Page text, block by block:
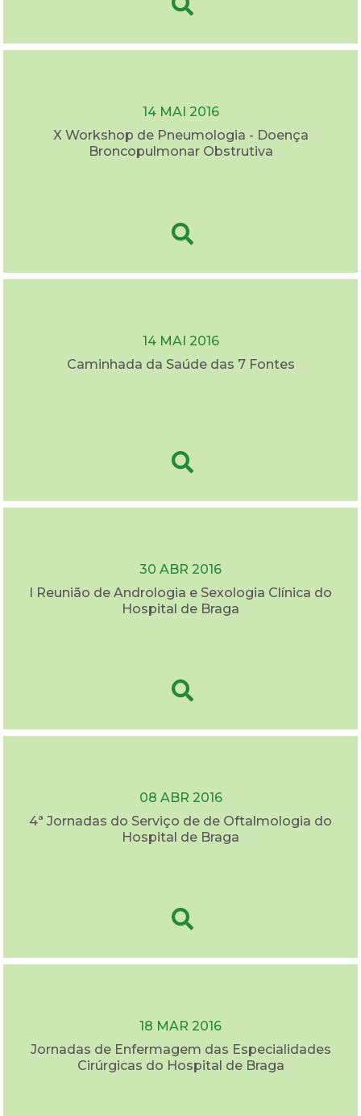
14 MAI 2016
X Workshop de Pneumologia - Doença
Broncopulmonar Obstrutiva
14 MAI 2016
Caminhada da Saúde das 7 Fontes
30 ABR 2016
I Reunião de Andrologia e Sexologia Clínica do
Hospital de Braga
08 ABR 2016
4ª Jornadas do Serviço de de Oftalmologia do
Hospital de Braga
18 MAR 2016
Jornadas de Enfermagem das Especialidades
Cirúrgicas do Hospital de Braga